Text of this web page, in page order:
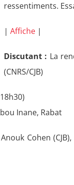
ressentiments.
| Affiche |
Discutant : La
(CNRS/CJB)
Inane, Rabat
Anouk Cohen